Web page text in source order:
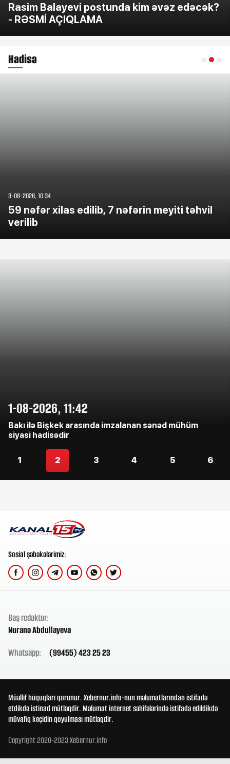
Balayevi postunda kim əvəz edəcək?
RƏSMİ AÇIQLAMA
Hadisə
3-08-2026, 10:34
59 nəfər xilas edilib, 7 nəfərin meyiti təhvil
verilib
1-08-2026, 11:42
Bakı ilə Bişkek arasında imzalanan sənəd mühüm
siyasi hadisədir
1 2 3 4 5 6
Sosial şəbəkələrimiz:
Baş redaktor:
Nuranə Abdullayeva
Whatsapp:
(99455) 423 25 23
Müəllif hüquqları qorunur. Xebernur.info-nun məlumatlarından istifadə
etdikdə istinad mütləqdir. Məlumat internet səhifələrində istifadə edildikdə
müvafiq keçidin qoyulması mütləqdir.
Copyright 2020-2023 Xebernur.info